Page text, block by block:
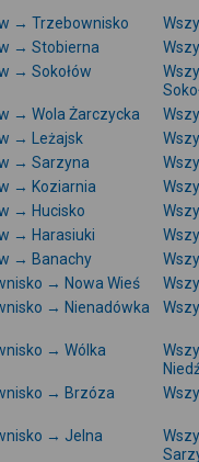
→ Trzebownisko
→ Stobierna
→ Sokołów
→ Wola Żarczycka
→ Leżajsk
→ Sarzyna
→ Koziarnia
→ Hucisko
→ Harasiuki
→ Banachy
→ Nowa Wieś
→ Nienadówka
→ Wólka
→ Brzóza
→ Jelna